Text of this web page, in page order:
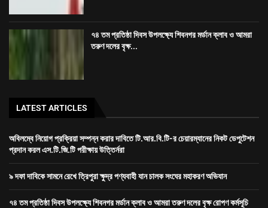
৭৪ তম প্রতিষ্ঠা দিবস উপলক্ষ্যে শিবনগর মর্ডান ক্লাব ও আমরা
তরুণ দলের বৃক্ষ...
LATEST ARTICLES
অবিলম্বে নিয়োগ প্রক্রিয়া সম্পন্ন করার দাবিতে টি.আর.বি.টি-র চেয়ারম্যানের নিকট ডেপুটেশন
প্রদান করল এস.টি.জি.টি পরীক্ষায় উত্তির্নরা
৯ দফা দাবিকে সামনে রেখে ত্রিপুরা ক্ষুদ্র পণ্যবাহী যান চালক সংঘের মহাকরণ অভিযান
৭৪ তম প্রতিষ্ঠা দিবস উপলক্ষ্যে শিবনগর মর্ডান ক্লাব ও আমরা তরুণ দলের বৃক্ষ রোপণ কর্মসূচি